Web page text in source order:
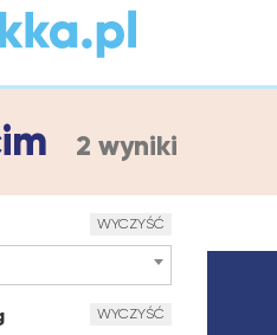
2 wyniki
WYCZYŚĆ
WYCZYŚĆ